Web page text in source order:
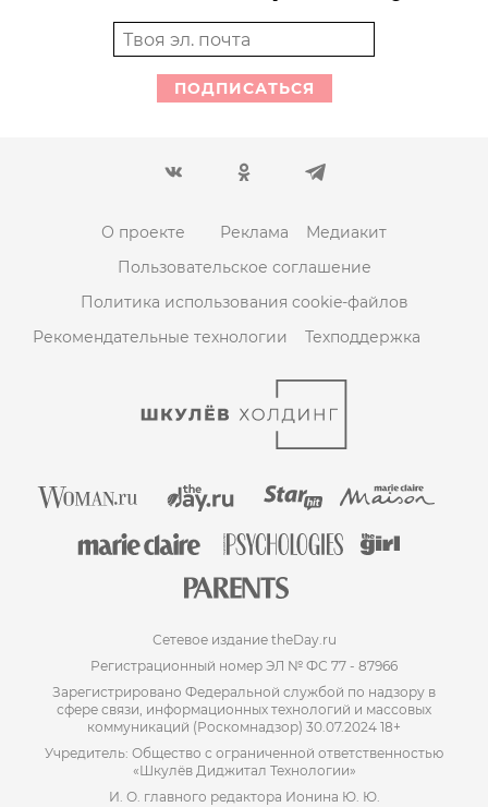
ПОДПИСАТЬСЯ
О проекте Реклама
Медиакит
Пользовательское соглашение
Политика использования cookie-файлов
Рекомендательные технологии
Техподдержка
Сетевое издание theDay.ru
Регистрационный номер ЭЛ № ФС 77 - 87966
Зарегистрировано Федеральной службой по надзору в
сфере связи, информационных технологий и массовых
коммуникаций (Роскомнадзор) 30.07.2024 18+
Учредитель: Общество с ограниченной ответственностью
«Шкулёв Диджитал Технологии»
И. О. главного редактора Ионина Ю. Ю.